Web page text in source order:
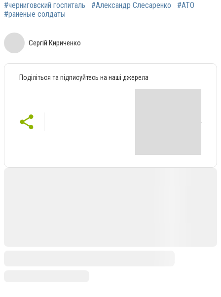
#черниговский госпиталь
#Александр Слесаренко
#АТО
#раненые солдаты
Сергій Кириченко
Поділіться та підписуйтесь на наші джерела